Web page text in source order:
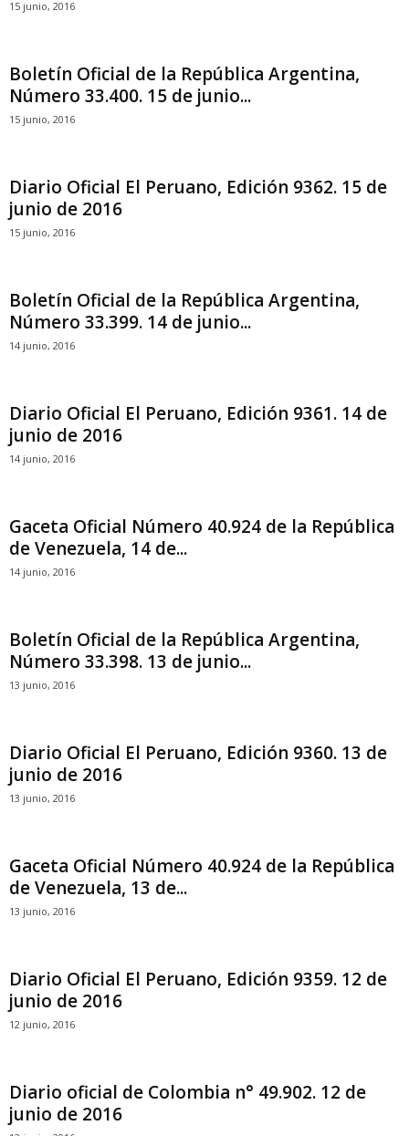
15 junio, 2016
Boletín Oficial de la República Argentina,
Número 33.400. 15 de junio...
15 junio, 2016
Diario Oficial El Peruano, Edición 9362. 15 de
junio de 2016
15 junio, 2016
Boletín Oficial de la República Argentina,
Número 33.399. 14 de junio...
14 junio, 2016
Diario Oficial El Peruano, Edición 9361. 14 de
junio de 2016
14 junio, 2016
Gaceta Oficial Número 40.924 de la República
de Venezuela, 14 de...
14 junio, 2016
Boletín Oficial de la República Argentina,
Número 33.398. 13 de junio...
13 junio, 2016
Diario Oficial El Peruano, Edición 9360. 13 de
junio de 2016
13 junio, 2016
Gaceta Oficial Número 40.924 de la República
de Venezuela, 13 de...
13 junio, 2016
Diario Oficial El Peruano, Edición 9359. 12 de
junio de 2016
12 junio, 2016
Diario oficial de Colombia n° 49.902. 12 de
junio de 2016